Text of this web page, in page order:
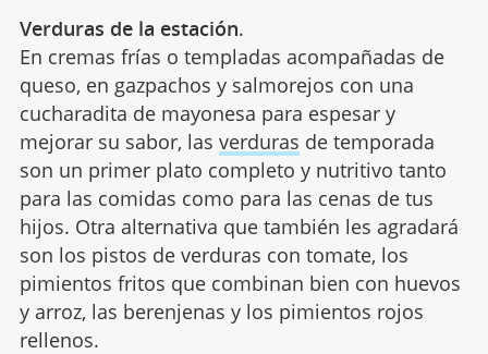
Verduras de la estación.
En cremas frías o templadas acompañadas de
queso, en gazpachos y salmorejos con una
cucharadita de mayonesa para espesar y
mejorar su sabor, las verduras de temporada
son un primer plato completo y nutritivo tanto
para las comidas como para las cenas de tus
hijos. Otra alternativa que también les agradará
son los pistos de verduras con tomate, los
pimientos fritos que combinan bien con huevos
y arroz, las berenjenas y los pimientos rojos
rellenos.